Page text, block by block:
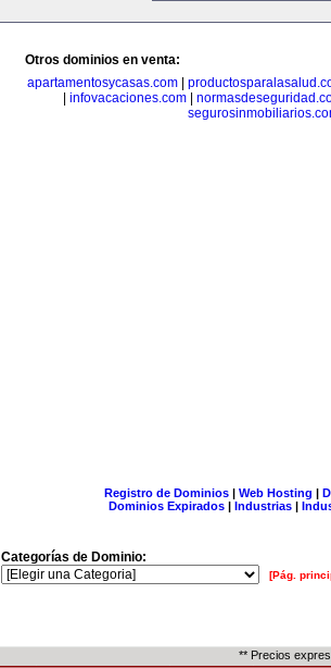
Otros dominios en venta:
apartamentosycasas.com
infovacaciones.com|
Registro de Dominios| Web Hosting |
Dominios Expirados | Industrias |
Categorías de Dominio:
[Pág.
** Precios